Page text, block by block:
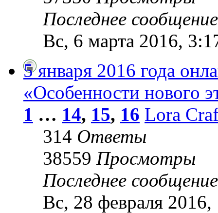
Последнее
Вс, 6 марта 2016,
5 января 2016 года
«Особенности нового
1 … 14, 15, 16 Lora
314 Ответы
38559 Просмотры
Последнее
Вс, 28 февраля 2016,